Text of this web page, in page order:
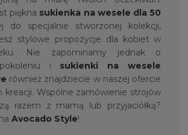
piękna sukienka na wesele dla 50
do specjalnie stworzonej kolekcji,
stylowe propozycje dla kobiet w
Nie zapominamy jednak o
i sukienki na wesele
również znajdziecie w naszej ofercie
kreacji. Wspólne zamówienie strojów
razem z mamą lub przyjaciółką?
Avocado Style!